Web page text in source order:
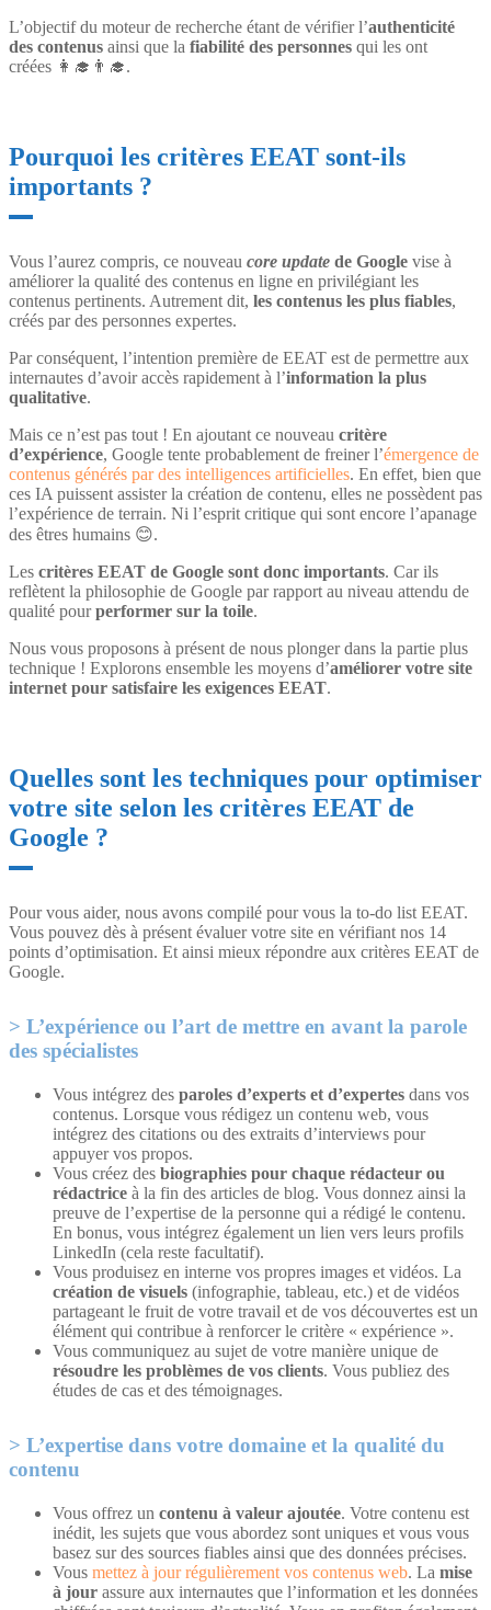
L’objectif du moteur de recherche étant de vérifier l’authenticité
des contenus ainsi que la fiabilité des personnes qui les ont
créées 👩‍🎓👨‍🎓.
Pourquoi les critères EEAT sont-ils
importants ?
Vous l’aurez compris, ce nouveau core update de Google vise à
améliorer la qualité des contenus en ligne en privilégiant les
contenus pertinents. Autrement dit, les contenus les plus fiables,
créés par des personnes expertes.
Par conséquent, l’intention première de EEAT est de permettre aux
internautes d’avoir accès rapidement à l’information la plus
qualitative.
Mais ce n’est pas tout ! En ajoutant ce nouveau critère
d’expérience, Google tente probablement de freiner l’émergence de
contenus générés par des intelligences artificielles. En effet, bien que
ces IA puissent assister la création de contenu, elles ne possèdent pas
l’expérience de terrain. Ni l’esprit critique qui sont encore l’apanage
des êtres humains 😊.
Les critères EEAT de Google sont donc importants. Car ils
reflètent la philosophie de Google par rapport au niveau attendu de
qualité pourperformer sur la toile.
Nous vous proposons à présent de nous plonger dans la partie plus
technique ! Explorons ensemble les moyens d’améliorer votre site
internet pour satisfaire les exigences EEAT.
Quelles sont les techniques pour optimiser
votre site selon les critères EEAT de
Google ?
Pour vous aider, nous avons compilé pour vous la to-do list EEAT.
Vous pouvez dès à présent évaluer votre site en vérifiant nos 14
points d’optimisation. Et ainsi mieux répondre aux critères EEAT de
Google.
L’expérience ou l’art de mettre en avant la parole
des spécialistes
Vous intégrez des paroles d’experts et d’expertes dans vos
contenus. Lorsque vous rédigez un contenu web, vous
intégrez des citations ou des extraits d’interviews pour
appuyer vos propos.
Vous créez des biographies pour chaque rédacteur ou
rédactrice à la fin des articles de blog. Vous donnez ainsi la
preuve de l’expertise de la personne qui a rédigé le contenu.
En bonus, vous intégrez également un lien vers leurs profils
LinkedIn (cela reste facultatif).
Vous produisez en interne vos propres images et vidéos. La
création de visuels (infographie, tableau, etc.) et de vidéos
partageant le fruit de votre travail et de vos découvertes est un
élément qui contribue à renforcer le critère « expérience ».
Vous communiquez au sujet de votre manière unique de
résoudre les problèmes de vos clients. Vous publiez des
études de cas et des témoignages.
L’expertise dans votre domaine et la qualité du
contenu
Vous offrez un contenu à valeur ajoutée. Votre contenu est
inédit, les sujets que vous abordez sont uniques et vous vous
basez sur des sources fiables ainsi que des données précises.
Vous mettez à jour régulièrement vos contenus web. La mise
à jour assure aux internautes que l’information et les données